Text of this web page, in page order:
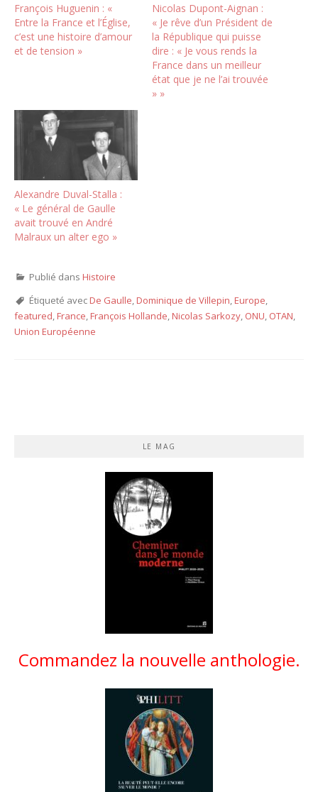
François Huguenin : «
Entre la France et l’Église,
c’est une histoire d’amour
et de tension »
Nicolas Dupont-Aignan :
« Je rêve d’un Président de
la République qui puisse
dire : « Je vous rends la
France dans un meilleur
état que je ne l’ai trouvée
» »
Alexandre Duval-Stalla :
« Le général de Gaulle
avait trouvé en André
Malraux un alter ego »
Publié dans Histoire
Étiqueté avecDe Gaulle,Dominique de Villepin,Europe,
featured,France,François Hollande,Nicolas Sarkozy, ONU, OTAN,
Union Européenne
LE MAG
Commandez la nouvelle anthologie.